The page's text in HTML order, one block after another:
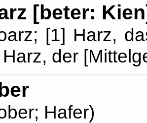
[beter:
[1] Harz,
der
Hafer)